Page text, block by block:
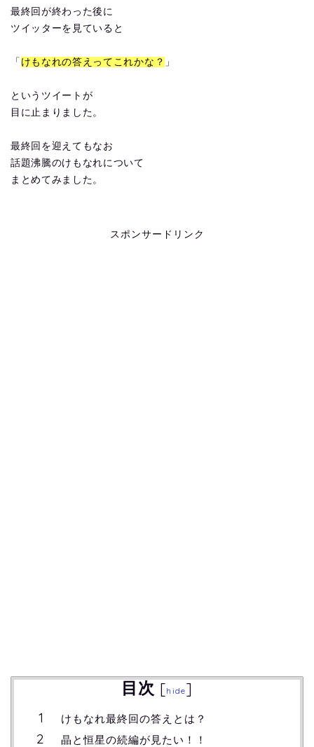
最終回が終わった後に
ツイッターを見ていると
「 けもなれの答えってこれかな？ 」
というツイートが
目に止まりました。
最終回を迎えてもなお
話題沸騰のけもなれについて
まとめてみました。
スポンサードリンク
目次 [hide]
けもなれ最終回の答えとは？
晶と恒星の続編が見たい！！